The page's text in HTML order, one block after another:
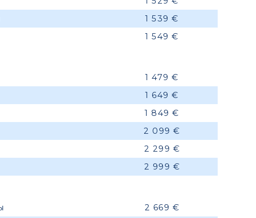
1 539 €
1 549 €
1 479 €
1 649 €
1 849 €
2 099 €
2 299 €
2 999 €
2 669 €